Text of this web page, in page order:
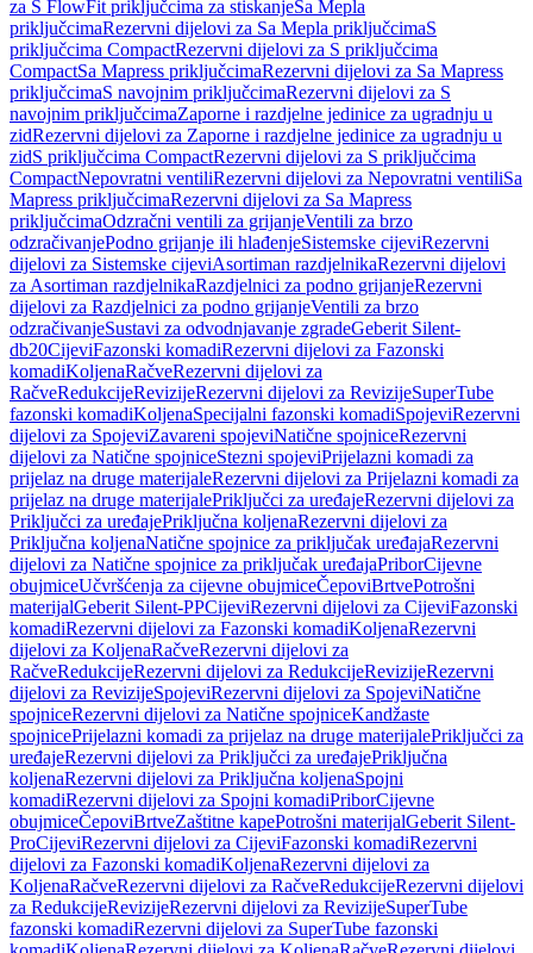
za S FlowFit priključcima za stiskanjeSa Mepla
priključcimaRezervni dijelovi za Sa Mepla priključcimaS
priključcima CompactRezervni dijelovi za S priključcima
CompactSa Mapress priključcimaRezervni dijelovi za Sa Mapress
priključcimaS navojnim priključcimaRezervni dijelovi za S
navojnim priključcimaZaporne i razdjelne jedinice za ugradnju u
zidRezervni dijelovi za Zaporne i razdjelne jedinice za ugradnju u
zidS priključcima CompactRezervni dijelovi za S priključcima
CompactNepovratni ventiliRezervni dijelovi za Nepovratni ventiliSa
Mapress priključcimaRezervni dijelovi za Sa Mapress
priključcimaOdzračni ventili za grijanjeVentili za brzo
odzračivanjePodno grijanje ili hlađenjeSistemske cijeviRezervni
dijelovi za Sistemske cijeviAsortiman razdjelnikaRezervni dijelovi
za Asortiman razdjelnikaRazdjelnici za podno grijanjeRezervni
dijelovi za Razdjelnici za podno grijanjeVentili za brzo
odzračivanjeSustavi za odvodnjavanje zgradeGeberit Silent-
db20CijeviFazonski komadiRezervni dijelovi za Fazonski
komadiKoljenaRačveRezervni dijelovi za
RačveRedukcijeRevizijeRezervni dijelovi za RevizijeSuperTube
fazonski komadiKoljenaSpecijalni fazonski komadiSpojeviRezervni
dijelovi za SpojeviZavareni spojeviNatične spojniceRezervni
dijelovi za Natične spojniceStezni spojeviPrijelazni komadi za
prijelaz na druge materijaleRezervni dijelovi za Prijelazni komadi za
prijelaz na druge materijalePriključci za uređajeRezervni dijelovi za
Priključci za uređajePriključna koljenaRezervni dijelovi za
Priključna koljenaNatične spojnice za priključak uređajaRezervni
dijelovi za Natične spojnice za priključak uređajaPriborCijevne
obujmiceUčvršćenja za cijevne obujmiceČepoviBrtvePotrošni
materijalGeberit Silent-PPCijeviRezervni dijelovi za CijeviFazonski
komadiRezervni dijelovi za Fazonski komadiKoljenaRezervni
dijelovi za KoljenaRačveRezervni dijelovi za
RačveRedukcijeRezervni dijelovi za RedukcijeRevizijeRezervni
dijelovi za RevizijeSpojeviRezervni dijelovi za SpojeviNatične
spojniceRezervni dijelovi za Natične spojniceKandžaste
spojnicePrijelazni komadi za prijelaz na druge materijalePriključci za
uređajeRezervni dijelovi za Priključci za uređajePriključna
koljenaRezervni dijelovi za Priključna koljenaSpojni
komadiRezervni dijelovi za Spojni komadiPriborCijevne
obujmiceČepoviBrtveZaštitne kapePotrošni materijalGeberit Silent-
ProCijeviRezervni dijelovi za CijeviFazonski komadiRezervni
dijelovi za Fazonski komadiKoljenaRezervni dijelovi za
KoljenaRačveRezervni dijelovi za RačveRedukcijeRezervni dijelovi
za RedukcijeRevizijeRezervni dijelovi za RevizijeSuperTube
fazonski komadiRezervni dijelovi za SuperTube fazonski